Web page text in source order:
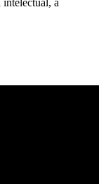
intelectual, a